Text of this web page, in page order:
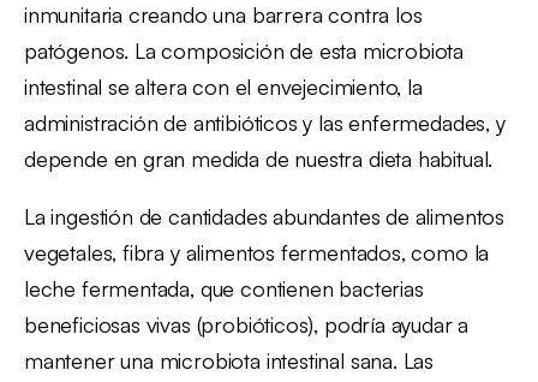
inmunitaria creando una barrera contra los
patógenos. La composición de esta microbiota
intestinal se altera con el envejecimiento, la
administración de antibióticos y las enfermedades, y
depende en gran medida de nuestra dieta habitual.
La ingestión de cantidades abundantes de alimentos
vegetales, fibra y alimentos fermentados, como la
leche fermentada, que contienen bacterias
beneficiosas vivas (probióticos), podría ayudar a
mantener una microbiota intestinal sana. Las